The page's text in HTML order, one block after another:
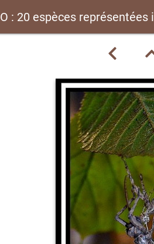
O : 20 espèces représentées ici